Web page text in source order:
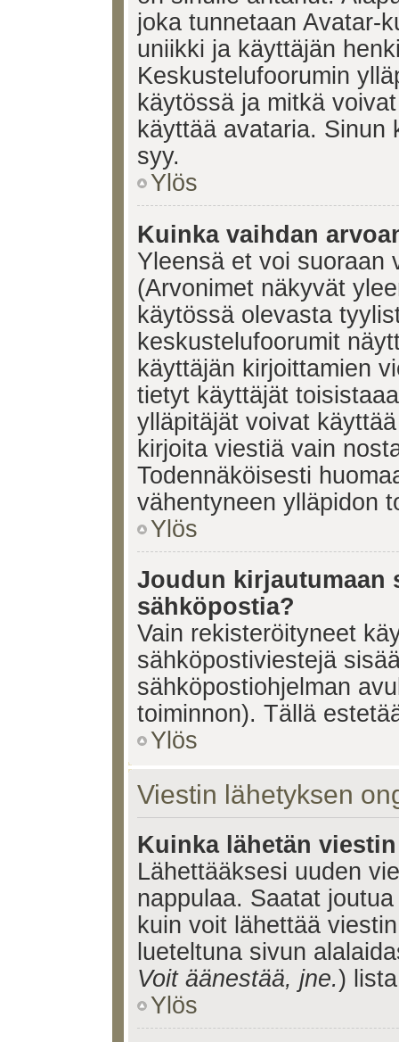
joka tunnetaan Avatar-
uniikki ja käyttäjän
Keskustelufoorumin
käytössä ja mitkä
käyttää avataria. Sinun
syy.
Ylös
Kuinka vaihdan
Yleensä et voi suoraan
(Arvonimet näkyvät
käytössä olevasta
keskustelufoorumit
käyttäjän kirjoittamien
tietyt käyttäjät
ylläpitäjät voivat
kirjoita viestiä vain
Todennäköisesti
vähentyneen ylläpidon
Ylös
Joudun kirjautumaan
sähköpostia?
Vain rekisteröityneet
sähköpostiviestejä
sähköpostiohjelman
toiminnon). Tällä
Ylös
Viestin lähetyksen
Kuinka lähetän
Lähettääksesi uuden
nappulaa. Saatat
kuin voit lähettää
lueteltuna sivun
Voit äänestää, jne.)
Ylös